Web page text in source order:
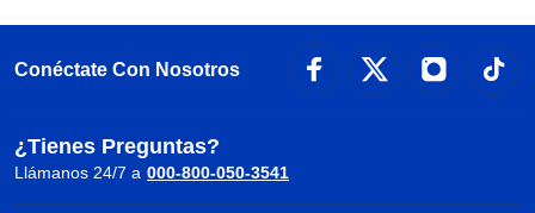
Conéctate Con Nosotros
¿Tienes Preguntas?
Llámanos 24/7 a 000-800-050-3541